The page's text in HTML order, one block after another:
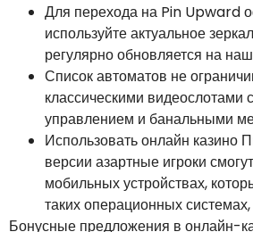
Для перехода на Pin Upward
используйте актуальное
регулярно обновляется на
Список автоматов не
классическими видеослотами
управлением и банальными
Использовать онлайн казино
версии азартные игроки
мобильных устройствах,
таких операционных
Бонусные предложения в онлайн-